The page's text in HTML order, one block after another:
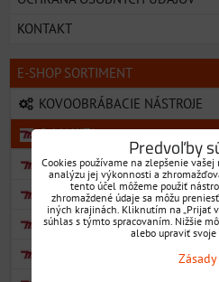
KONTAKT
E-SHOP SORTIMENT
KOVOOBRÁBACIE NÁSTROJE
® MAKITA
ELEKTRICKÉ NÁRADIE
AKU NÁRADIE
PNEUMATICKÉ NÁRADIE
Predvoľby
Cookies používame na zlepšenie
analýzu jej výkonnosti a
tento účel môžeme použiť
zhromaždené údaje sa môžu
iných krajinách. Kliknutím na „Prijať
súhlas s týmto spracovaním. Nižšie
alebo upraviť svoje